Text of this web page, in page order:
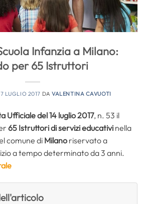
Infanzia a Milano:
per 65 Istruttori
LUGLIO 2017 DAVALENTINA CAVUOTI
Ufficiale del 14 luglio 2017, n. 53 il
65 Istruttoridi servizi educativi nella
comune di Milano riservato a
a tempo determinato da 3 anni.